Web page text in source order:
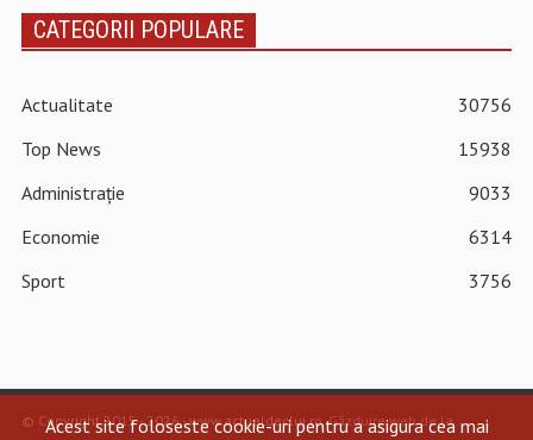
CATEGORII POPULARE
Actualitate
30756
Top News
15938
Administrație
9033
Economie
6314
Sport
3756
© Copyright 2015 - 2026 - www.actualdecluj.ro.Găzduire web de la
Acest site foloseste cookie-uri pentru a asigura cea mai